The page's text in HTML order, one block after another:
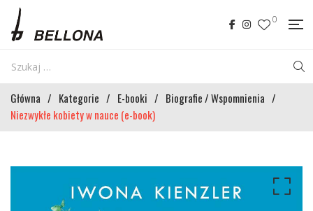
0
Główna / Kategorie / E-booki / Biografie / Wspomnienia /
Niezwykłe kobiety w nauce (e-book)